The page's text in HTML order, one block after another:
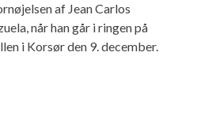
af Jean Carlos
når han går i ringen på
i Korsør den 9. december.